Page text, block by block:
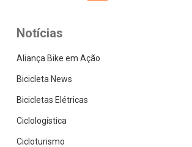
UCI
Notícias
Aliança Bike em Ação
Bicicleta News
Bicicletas Elétricas
Ciclologística
Cicloturismo